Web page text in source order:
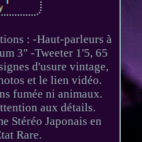
: -Haut-parleurs à
3" -Tweeter 1'5, 65
d'usure vintage,
et le lien vidéo.
fumée ni animaux.
aux détails.
Stéréo Japonais en
Rare.